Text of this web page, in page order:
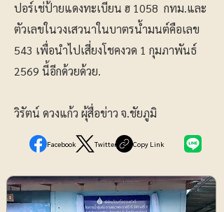
ปอร์เช่ป้ายแดงทะเบียน ฮ 1058 กทม.และ
ตัวเลขในวงเสวนาในบาตรน้ำมนต์คือเลข
543 เพื่อนำไปเสี่ยงโชคงวด 1 กุมภาพันธ์
2569 นี้อีกด้วยด้วย.
วิรัตน์ ดวงแก้ว ผุ้สื่อข่าว จ.ชัยภูมิ
Facebook Twitter Copy Link